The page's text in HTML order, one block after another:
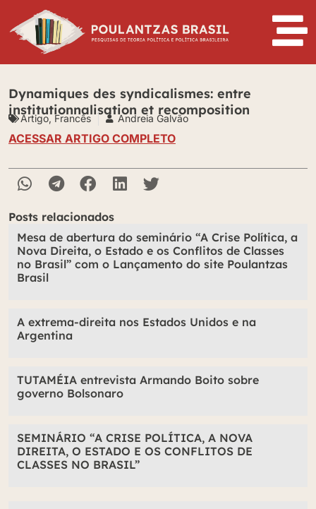
Dynamiques des syndicalismes: entre
institutionnalisation et recomposition
Artigo,Francês Andreia Galvão
ACESSAR ARTIGO COMPLETO
Posts relacionados
Mesa de abertura do seminário “A Crise Política, a
Nova Direita, o Estado e os Conflitos de Classes
no Brasil” com o Lançamento do site Poulantzas
Brasil
A extrema-direita nos Estados Unidos e na
Argentina
TUTAMÉIA entrevista Armando Boito sobre
governo Bolsonaro
SEMINÁRIO “A CRISE POLÍTICA, A NOVA
DIREITA, O ESTADO E OS CONFLITOS DE
CLASSES NO BRASIL”